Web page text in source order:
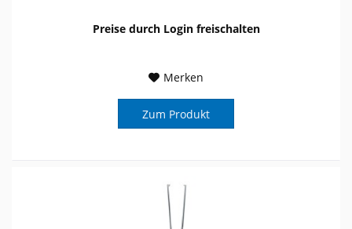
Preise durch Login freischalten
Merken
Zum Produkt